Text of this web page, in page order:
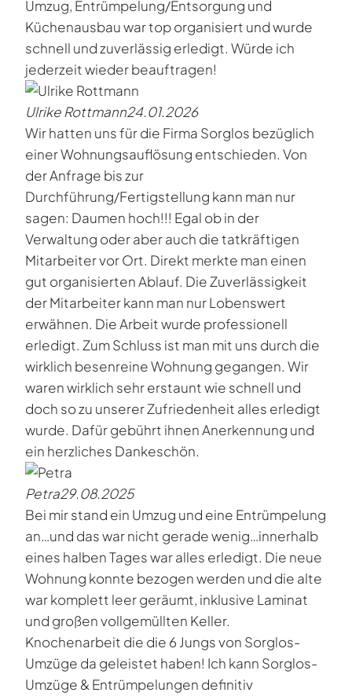
Umzug, Entrümpelung/Entsorgung und
Küchenausbau war top organisiert und wurde
schnell und zuverlässig erledigt. Würde ich
jederzeit wieder beauftragen!
Ulrike Rottmann24.01.2026
Wir hatten uns für die Firma Sorglos bezüglich
einer Wohnungsauflösung entschieden. Von
der Anfrage bis zur
Durchführung/Fertigstellung kann man nur
sagen: Daumen hoch!!! Egal ob in der
Verwaltung oder aber auch die tatkräftigen
Mitarbeiter vor Ort. Direkt merkte man einen
gut organisierten Ablauf. Die Zuverlässigkeit
der Mitarbeiter kann man nur Lobenswert
erwähnen. Die Arbeit wurde professionell
erledigt. Zum Schluss ist man mit uns durch die
wirklich besenreine Wohnung gegangen. Wir
waren wirklich sehr erstaunt wie schnell und
doch so zu unserer Zufriedenheit alles erledigt
wurde. Dafür gebührt ihnen Anerkennung und
ein herzliches Dankeschön.
Petra29.08.2025
Bei mir stand ein Umzug und eine Entrümpelung
an…und das war nicht gerade wenig…innerhalb
eines halben Tages war alles erledigt. Die neue
Wohnung konnte bezogen werden und die alte
war komplett leer geräumt, inklusive Laminat
und großen vollgemüllten Keller.
Knochenarbeit die die 6 Jungs von Sorglos-
Umzüge da geleistet haben! Ich kann Sorglos-
Umzüge & Entrümpelungen definitiv